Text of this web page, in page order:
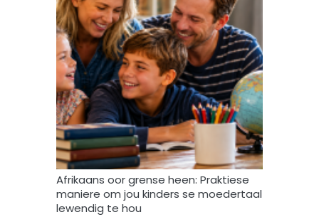
d
a
a
m
a
g
v
e
r
w
e
r
Afrikaans oor grense heen: Praktiese
maniere om jou kinders se moedertaal
lewendig te hou